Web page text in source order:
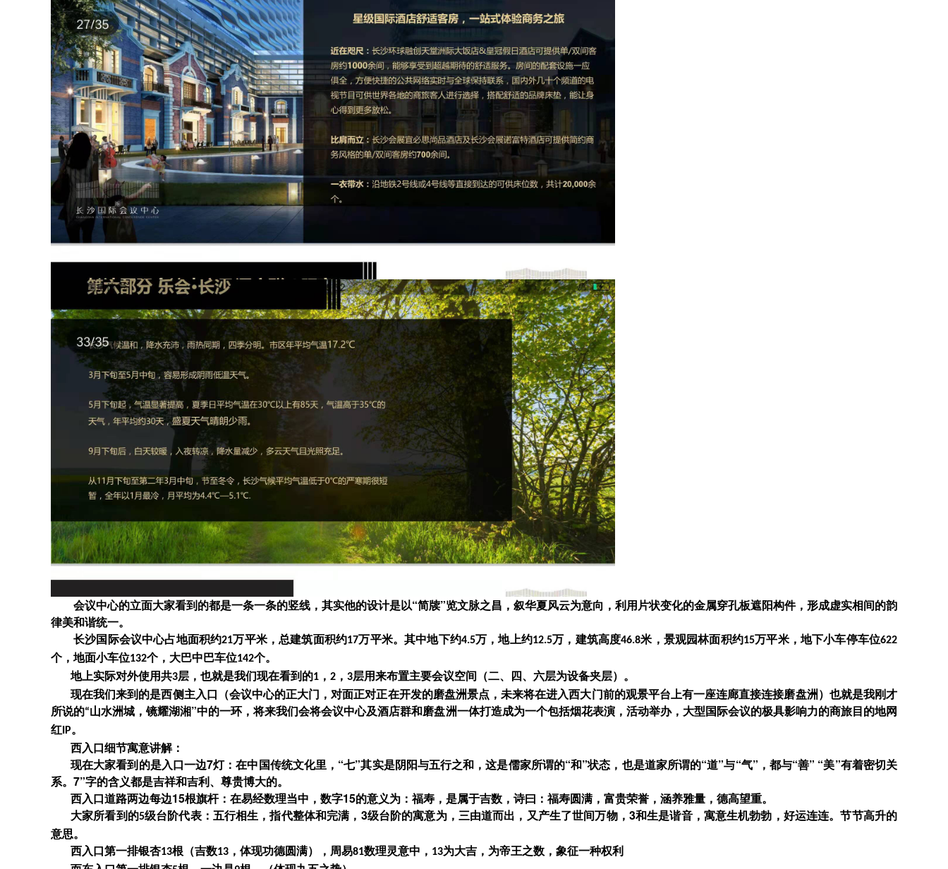
会议中心的立面大家看到的都是一条一条的竖线，其实他的设计是以“简牍”览文脉之昌，叙华夏风云为意向，利用片状变化的金属穿孔板遮阳构件，形成虚实相间的韵
律美和谐统一。
长沙国际会议中心占地面积约21万平米，总建筑面积约17万平米。其中地下约4.5万，地上约12.5万 ，建筑高度46.8米 ，景观园林面积约15万平米，地下小车停车位622
个 ，地面小车位132个，大巴中巴车位142个。
地上实际对外使用共3层，也就是我们现在看到的1 ， 2 ， 3层用来布置主要会议空间（二、四、六层为设备夹层）。
现在我们来到的是西侧主入口（会议中心的正大门，对面正对正在开发的磨盘洲景点，未来将在进入西大门前的观景平台上有一座连廊直接连接磨盘洲）也就是我刚才
所说的“山水洲城，镜耀湖湘”中的一环，将来我们会将会议中心及酒店群和磨盘洲一体打造成为一个包括烟花表演，活动举办，大型国际会议的极具影响力的商旅目的地网
红IP。
西入口细节寓意讲解：
现在大家看到的是入口一边7灯：在中国传统文化里，“七”其实是阴阳与五行之和，这是儒家所谓的“和”状态，也是道家所谓的“道”与“气”，都与“善” “美”有着密切关
系。7”字的含义都是吉祥和吉利、尊贵博大的。
西入口道路两边每边15根旗杆：在易经数理当中，数字15的意义为：福寿，是属于吉数，诗曰：福寿圆满，富贵荣誉，涵养雅量，德高望重。
大家所看到的5级台阶代表：五行相生，指代整体和完满，3级台阶的寓意为，三由道而出，又产生了世间万物，3和生是谐音，寓意生机勃勃，好运连连。节节高升的
意思。
西入口第一排银杏13根（吉数13 ， 体现功德圆满），周易81数理灵意中， 13为大吉，为帝王之数，象征一种权利